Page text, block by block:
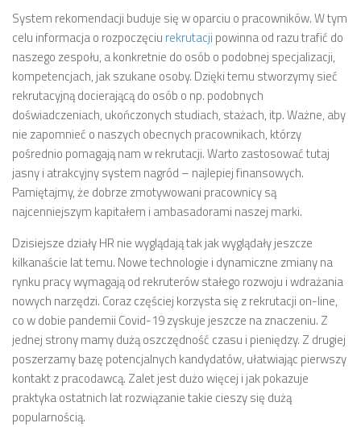
System rekomendacji buduje się w oparciu o pracowników. W tym
celu informacja o rozpoczęciu rekrutacji powinna od razu trafić do
naszego zespołu, a konkretnie do osób o podobnej specjalizacji,
kompetencjach, jak szukane osoby. Dzięki temu stworzymy sieć
rekrutacyjną docierającą do osób o np. podobnych
doświadczeniach, ukończonych studiach, stażach, itp. Ważne, aby
nie zapomnieć o naszych obecnych pracownikach, którzy
pośrednio pomagają nam w rekrutacji. Warto zastosować tutaj
jasny i atrakcyjny system nagród – najlepiej finansowych.
Pamiętajmy, że dobrze zmotywowani pracownicy są
najcenniejszym kapitałem i ambasadorami naszej marki.
Dzisiejsze działy HR nie wyglądają tak jak wyglądały jeszcze
kilkanaście lat temu. Nowe technologie i dynamiczne zmiany na
rynku pracy wymagają od rekruterów stałego rozwoju i wdrażania
nowych narzędzi. Coraz częściej korzysta się z rekrutacji on-line,
co w dobie pandemii Covid-19 zyskuje jeszcze na znaczeniu. Z
jednej strony mamy dużą oszczędność czasu i pieniędzy. Z drugiej
poszerzamy bazę potencjalnych kandydatów, ułatwiając pierwszy
kontakt z pracodawcą. Zalet jest dużo więcej i jak pokazuje
praktyka ostatnich lat rozwiązanie takie cieszy się dużą
popularnością.